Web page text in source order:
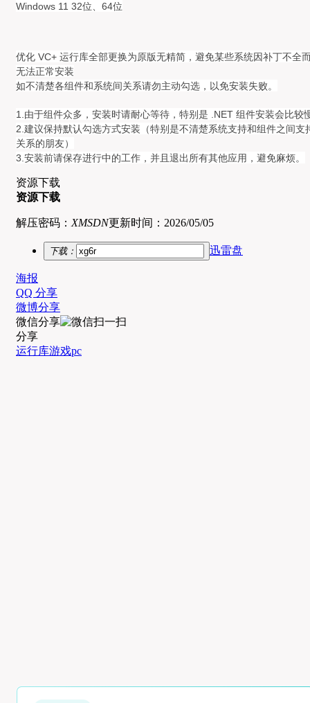
Windows 11 32位、64位
优化 VC+ 运行库全部更换为原版无精简，避免某些系统因补丁不全
无法正常安装
如不清楚各组件和系统间关系请勿主动勾选，以免安装失败。
1.由于组件众多，安装时请耐心等待，特别是 .NET 组件安装会比较
2.建议保持默认勾选方式安装（特别是不清楚系统支持和组件之间支
关系的朋友）
3.安装前请保存进行中的工作，并且退出所有其他应用，避免麻烦。
资源下载
资源下载
解压密码：XMSDN更新时间： 2026/05/05
下载： 迅雷盘
海报
QQ 分享
微博分享
微信分享
分享
运行库游戏pc